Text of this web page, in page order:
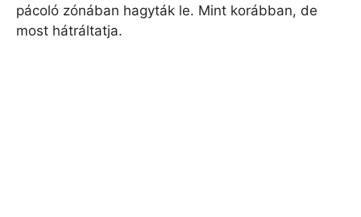
pácoló zónában hagyták le. Mint korábban, de
most hátráltatja.